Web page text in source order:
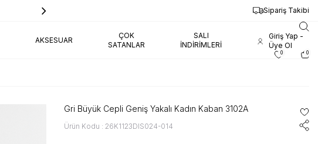
Sipariş Takibi
AKSESUAR
ÇOK
SATANLAR
SALI
İNDIRIMLERI
Giriş Yap -
Üye Ol
0 0
Gri Büyük Cepli Geniş Yakalı Kadın Kaban 3102A
Ürün Kodu : 26K1123DIS024-014